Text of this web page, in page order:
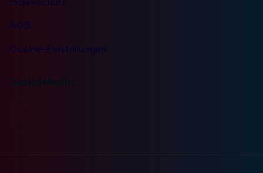
AGB
Cookie-Einstellungen
Social Media